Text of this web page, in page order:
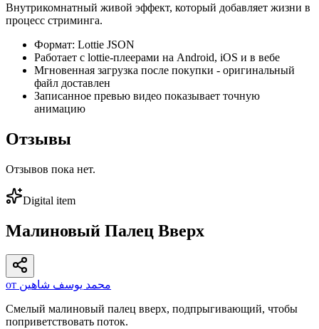
Внутрикомнатный живой эффект, который добавляет жизни в
процесс стриминга.
Формат: Lottie JSON
Работает с lottie-плеерами на Android, iOS и в вебе
Мгновенная загрузка после покупки - оригинальный
файл доставлен
Записанное превью видео показывает точную
анимацию
Отзывы
Отзывов пока нет.
Digital item
Малиновый Палец Вверх
от محمد يوسف شاهين
Смелый малиновый палец вверх, подпрыгивающий, чтобы
поприветствовать поток.